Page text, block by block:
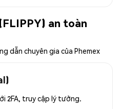
an toàn
dẫn chuyên gia của Phemex
2FA, truy cập lý tưởng.